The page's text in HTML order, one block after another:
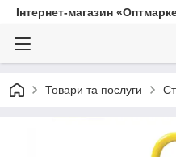
Інтернет-магазин
Товари та послуги